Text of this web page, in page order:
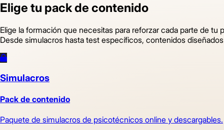
Elige tu pack de contenido
Elige la formación que necesitas para reforzar cada parte de tu
Desde simulacros hasta test específicos, contenidos
Simulacros
Pack de contenido
Paquete de simulacros de psicotécnicos online y descargables.